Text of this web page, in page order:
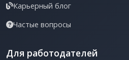
Карьерный блог
Частые вопросы
Для работодателей